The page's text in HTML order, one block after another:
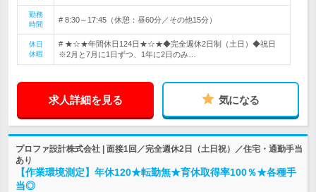
勤務
時間
# 8:30～17:45（休憩：昼60分／その他15分）
休日
休暇
# ★☆★年間休日124日★☆★◆完全週休2日制（土日）◆祝日
※2月と7月に1日ずつ、1年に2日のみ…
求人詳細を見る 気になる
プロファ設計株式会社 | 面接1回／完全週休2日（土日祝）／住宅・通勤手当
あり
【作業環境測定】年休120★転勤無★育休取得率100％★各種手
当◎